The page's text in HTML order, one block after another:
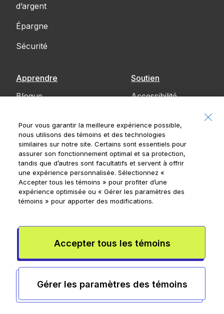
d’argent
Épargne
Sécurité
Apprendre
Blogue
Soutien
Accessibilité
avec nous
Avis
Banque Royale du Canada, © 2026
20, rue King Ouest, 8e étage, Toronto (Ontario)
Conditions de l’appli Mydoh
Conditions de la carte à puce
Pour vous garantir la meilleure expérience possible,
nous utilisons des témoins et des technologies
similaires sur notre site. Certains sont essentiels pour
assurer son fonctionnement optimal et sa protection,
tandis que d’autres sont facultatifs et servent à offrir
une expérience personnalisée. Sélectionnez «
Accepter tous les témoins » pour profiter d’une
expérience optimisée ou « Gérer les paramètres des
témoins » pour apporter des modifications.
Gérer les paramètres des témoins
Accepter tous les témoins